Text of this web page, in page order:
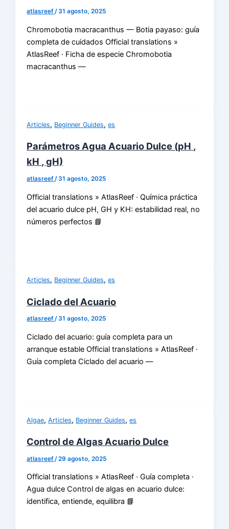
atlasreef/31 agosto, 2025
Chromobotia macracanthus — Botia payaso: guía
completa de cuidados Official translations »
AtlasReef · Ficha de especie Chromobotia
macracanthus —
Articles, Beginner Guides,es
Parámetros Agua Acuario Dulce (pH ,
kH , gH)
atlasreef/31 agosto, 2025
Official translations » AtlasReef · Química práctica
del acuario dulce pH, GH y KH: estabilidad real, no
números perfectos 📘
Articles, Beginner Guides,es
Ciclado del Acuario
atlasreef/31 agosto, 2025
Ciclado del acuario: guía completa para un
arranque estable Official translations » AtlasReef ·
Guía completa Ciclado del acuario —
Algae,Articles, Beginner Guides,es
Control de Algas Acuario Dulce
atlasreef /29 agosto, 2025
Official translations » AtlasReef · Guía completa ·
Agua dulce Control de algas en acuario dulce:
identifica, entiende, equilibra 📘